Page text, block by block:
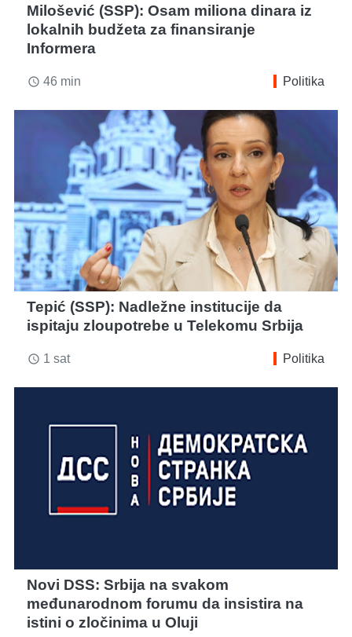
Milošević (SSP): Osam miliona dinara iz
lokalnih budžeta za finansiranje
Informera
access_time 46 min Politika
Tepić (SSP): Nadležne institucije da
ispitaju zloupotrebe u Telekomu Srbija
access_time 1 sat Politika
Novi DSS: Srbija na svakom
međunarodnom forumu da insistira na
istini o zločinima u Oluji